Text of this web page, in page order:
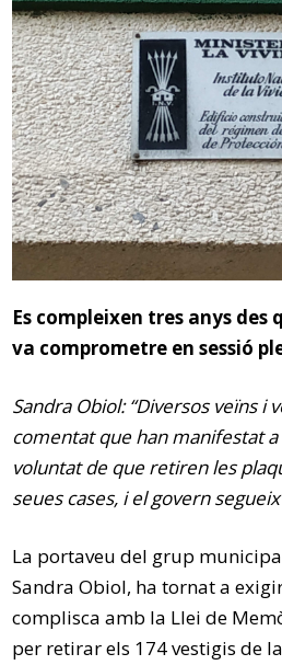
Es compleixen tres anys des
va comprometre en sessió
Sandra Obiol: “Diversos veïns i
comentat que han manifestat a
voluntat de que retiren les
seues cases, i el govern
La portaveu del grup
Sandra Obiol, ha tornat a
complisca amb la Llei de
per retirar els 174 vestigis de